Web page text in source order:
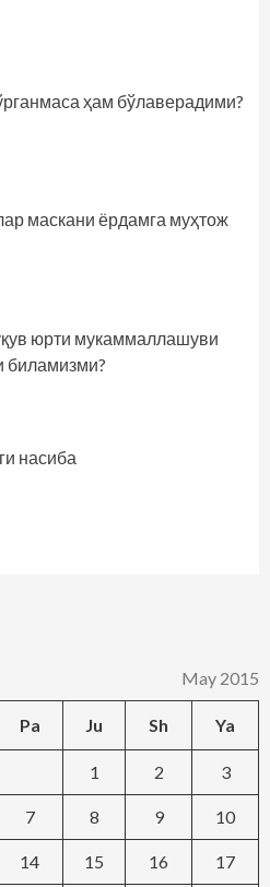
ҳам бўлаверадими?
маскани ёрдамга муҳтож
юрти мукаммаллашуви
биламизми?
насиба
May 2015
Pa Ju Sh Ya
1 2 3
7 8 9 10
14 15 16 17